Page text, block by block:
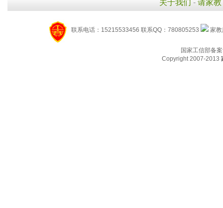
关于我们 - 请家教
联系电话：15215533456 联系QQ：780805253 家
国家工信部备
Copyright 2007-2013